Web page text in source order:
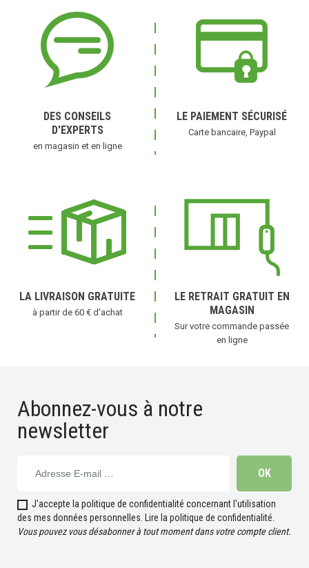
DES CONSEILS
D'EXPERTS
en magasin et en ligne
LE PAIEMENT SÉCURISÉ
Carte bancaire, Paypal
LA LIVRAISON GRATUITE
à partir de 60 € d'achat
LE RETRAIT GRATUIT EN
MAGASIN
Sur votre commande passée
en ligne
Abonnez-vous à notre
newsletter
J'accepte la politique de confidentialité concernant l'utilisation
des mes données personnelles.
Lire la politique de confidentialité
Vous pouvez vous désabonner à tout moment dans votre compte client.